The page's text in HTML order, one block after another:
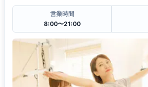
営業時間
8:00〜21:00